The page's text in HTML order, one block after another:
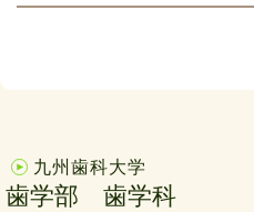
九州歯科大学
歯学部 歯学科